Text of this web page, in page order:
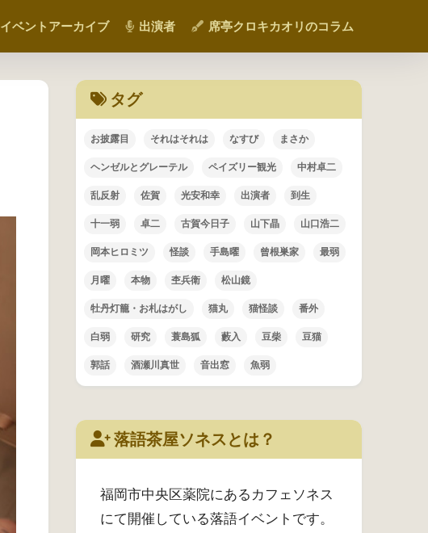
イベントアーカイブ 出演者 席亭クロキカオリのコラム
タグ
お披露目 それはそれは なすび まさか
ヘンゼルとグレーテル ペイズリー観光 中村卓二
乱反射 佐賀 光安和幸 出演者 到生
十一弱 卓二 古賀今日子 山下晶 山口浩二
岡本ヒロミツ 怪談 手島曜 曾根巣家 最弱
月曜 本物 杢兵衛 松山鏡
牡丹灯籠・お札はがし 猫丸 猫怪談 番外
白弱 研究 蓑島狐 藪入 豆柴 豆猫
郭話 酒瀬川真世 音出窓 魚弱
落語茶屋ソネスとは？
福岡市中央区薬院にあるカフェソネス
にて開催している落語イベントです。